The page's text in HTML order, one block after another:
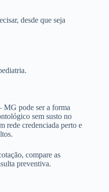
desde que seja
pode ser a forma
sem susto no
rede credenciada perto e
compare as
preventiva.